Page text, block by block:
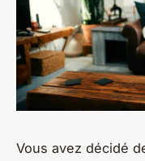
Vous avez décidé